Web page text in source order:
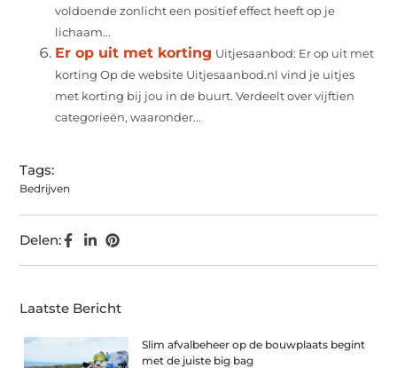
voldoende zonlicht een positief effect heeft op je
lichaam...
Er op uit met korting Uitjesaanbod: Er op uit met
korting Op de website Uitjesaanbod.nl vind je uitjes
met korting bij jou in de buurt. Verdeelt over vijftien
categorieën, waaronder...
Tags:
Bedrijven
Delen:
Laatste Bericht
Slim afvalbeheer op de bouwplaats begint
met de juiste big bag